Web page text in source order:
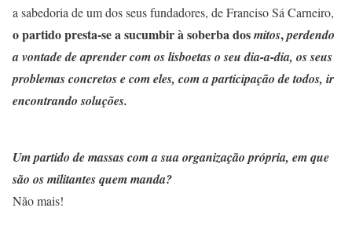
a sabedoria de um dos seus fundadores, de Franciso Sá Carneiro,
o partido presta-se a sucumbir à soberba dosmitos,perdendo
a vontade de aprender com os lisboetas o seu dia-a-dia, os seus
problemas concretos e com eles, com a participação de todos, ir
encontrando soluções.
Um partido de massas com a sua organização própria, em que
são os militantes quem manda?
Não mais!